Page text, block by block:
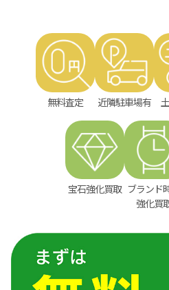
無料査定 近隣駐車場有
宝石強化買取 ブランド
強化買